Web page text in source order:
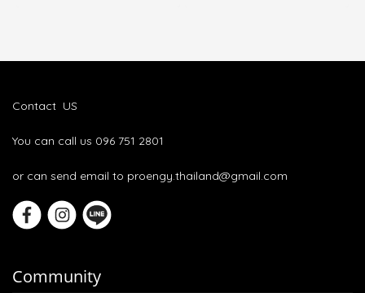
Contact US
You can call us 096 751 2801
or can send email to proengy.thailand@gmail.com
Community